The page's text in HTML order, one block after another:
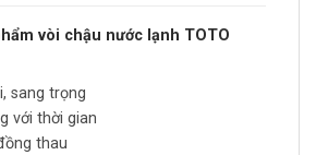
vòi chậu nước lạnh TOTO
sang trọng
với thời gian
thau